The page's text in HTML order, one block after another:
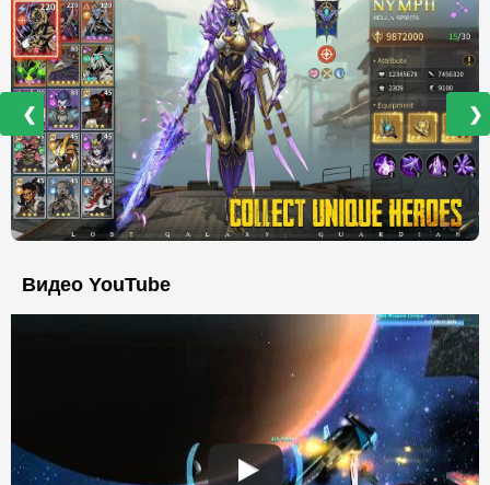
❮ ❯
Видео YouTube